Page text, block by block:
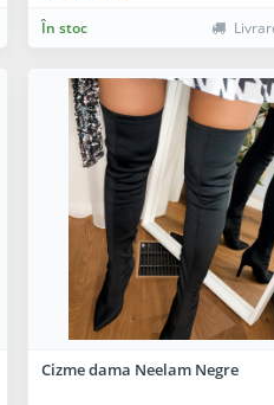
În stoc
Cizme dama Neelam Negre